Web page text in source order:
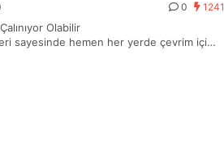
0 1241
Olabilir
sayesinde hemen her yerde çevrim içi